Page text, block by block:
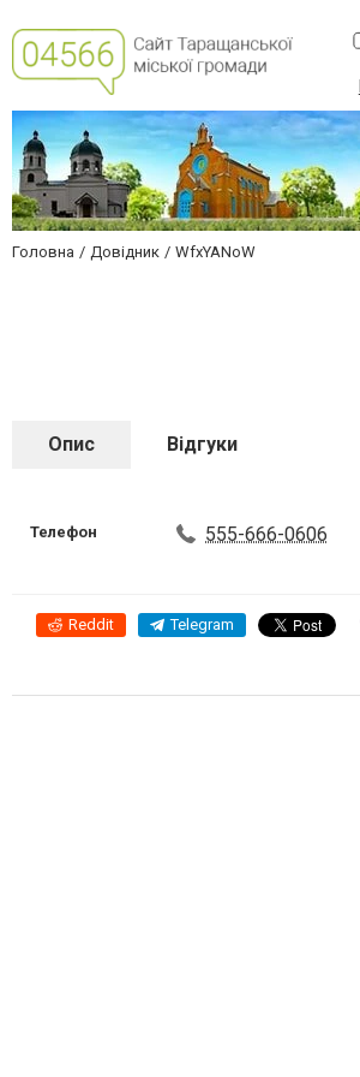
Головна Довідник WfxYANoW
Опис Відгуки
Телефон 555-666-0606
Reddit Telegram